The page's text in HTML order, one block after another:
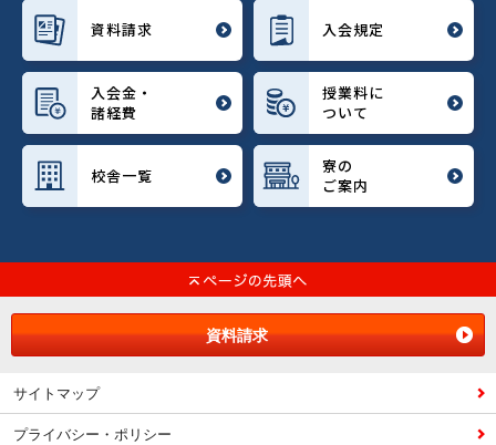
資料請求 入会規定
入会金・
諸経費
授業料に
ついて
校舎一覧
寮の
ご案内
資料請求
サイトマップ
プライバシー・ポリシー